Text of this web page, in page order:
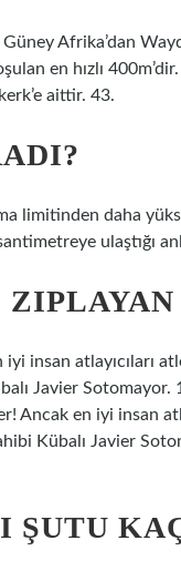
Afrika’dan
en hızlı
aittir. 43.
limitinden daha
ulaştığı
insan atlayıcıları
Javier Sotomayor.
Ancak en iyi insan
Kübalı Javier
ŞUTU